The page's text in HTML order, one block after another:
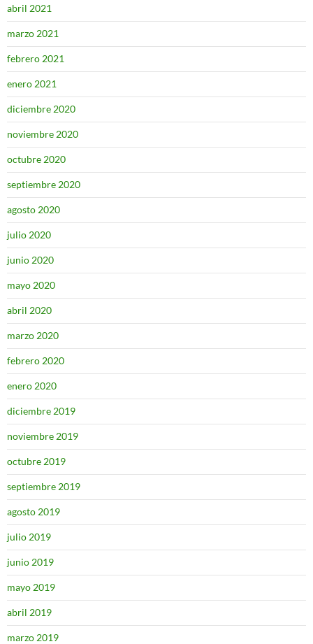
abril 2021
marzo 2021
febrero 2021
enero 2021
diciembre 2020
noviembre 2020
octubre 2020
septiembre 2020
agosto 2020
julio 2020
junio 2020
mayo 2020
abril 2020
marzo 2020
febrero 2020
enero 2020
diciembre 2019
noviembre 2019
octubre 2019
septiembre 2019
agosto 2019
julio 2019
junio 2019
mayo 2019
abril 2019
marzo 2019